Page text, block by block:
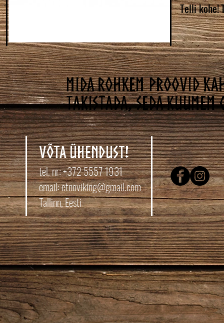
Telli kohe!
Mida rohkem proovid
takistada, seda
Võta ühendust!
tel. nr: +372 5557 1931
email:etnoviking@gmail.com
Tallinn, Eesti